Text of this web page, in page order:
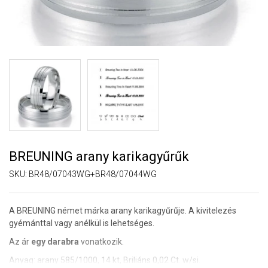
BREUNING arany karikagyűrűk
SKU: BR48/07043WG+BR48/07044WG
A BREUNING német márka arany karikagyűrűje. A kivitelezés
gyémánttal vagy anélkül is lehetséges.
Az ár egy darabra vonatkozik.
Anyag: arany 585/1000, 14 kt, Briliáns 0,02 Ct. w/si.